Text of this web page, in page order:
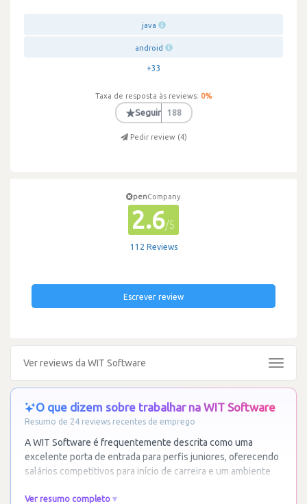
java
android
+33
Taxa de resposta às reviews: 0%
★Seguir 188
Pedir review (4)
penCompany
2.6/5
112 Reviews
Escrever review
Ver reviews da WIT Software
Toggle
O que dizem sobre trabalhar na WIT Software
Resumo de 24 reviews recentes de emprego
A WIT Software é frequentemente descrita como uma
excelente porta de entrada para perfis juniores, oferecendo
salários competitivos para início de carreira e um ambiente
Ver resumo completo